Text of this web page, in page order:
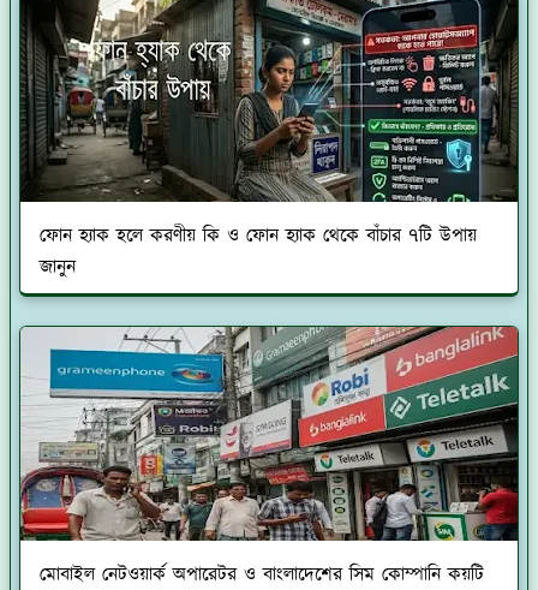
ফোন হ্যাক হলে করণীয় কি ও ফোন হ্যাক থেকে বাঁচার ৭টি উপায়
জানুন
মোবাইল নেটওয়ার্ক অপারেটর ও বাংলাদেশের সিম কোম্পানি কয়টি